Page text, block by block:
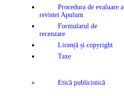
Procedura de evaluare a
revistei Apulum
Formularul de
recenzare
Licență și copyright
Taxe
Etică publicistică